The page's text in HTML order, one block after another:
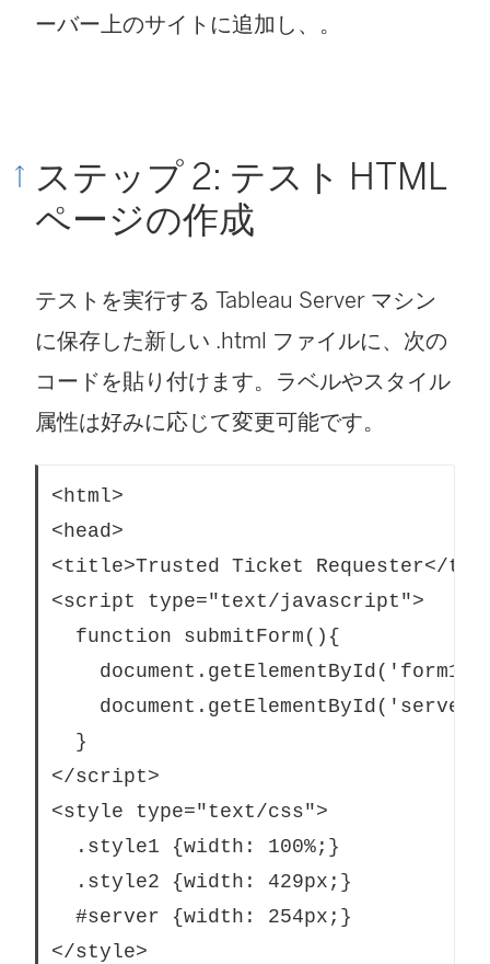
ン
ーバー上のサイトに追加し、。
ステップ 2: テスト HTML
ページの作成
テストを実行する Tableau Server マシン
に保存した新しい .html ファイルに、次の
コードを貼り付けます。ラベルやスタイル
属性は好みに応じて変更可能です。
<html>
<head>
<title>Trusted Ticket Requester</
<script type="text/javascript">
  function submitForm(){
  }
</script>
<style type="text/css">
  .style1 {width: 100%;}
  .style2 {width: 429px;}
  #server {width: 254px;}
</style>